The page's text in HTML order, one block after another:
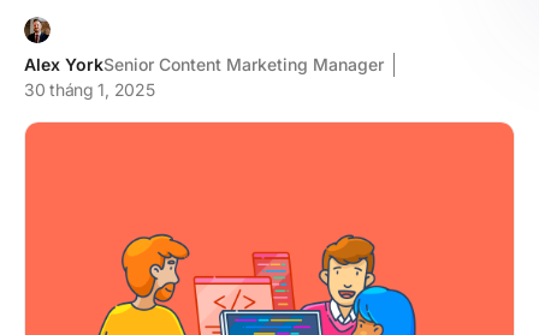
Alex YorkSenior Content Marketing Manager
30 tháng 1, 2025